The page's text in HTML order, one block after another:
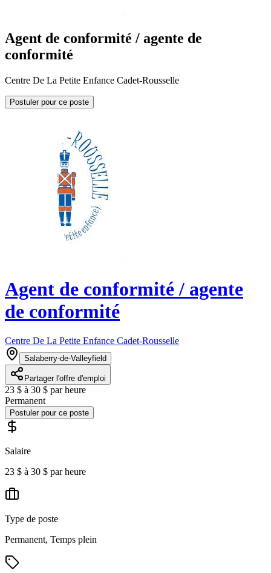
Agent de conformité / agente de
conformité
Centre De La Petite Enfance Cadet-Rousselle
Postuler pour ce poste
Agent de conformité / agente
de conformité
Centre De La Petite Enfance Cadet-Rousselle
Salaberry-de-Valleyfield
Partager l'offre d'emploi
23 $ à 30 $ par heure
Permanent
Postuler pour ce poste
Salaire
23 $ à 30 $ par heure
Type de poste
Permanent, Temps plein